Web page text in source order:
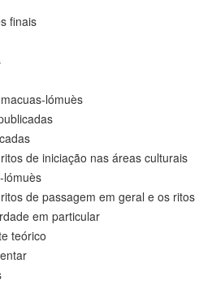
finais
lómuès
de iniciação nas áreas culturais
lómuès
de passagem em geral e os ritos
em particular
teórico